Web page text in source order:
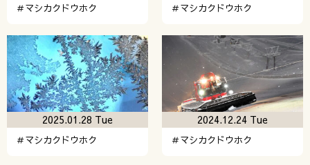
＃マシカクドウホク ＃マシカクドウホク
＃マシカクドウホク
2025.01.28 Tue
＃マシカクドウホク
2024.12.24 Tue